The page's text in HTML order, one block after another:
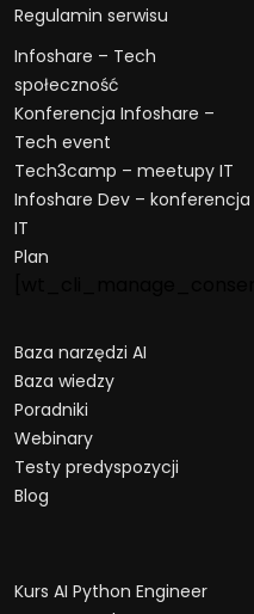
Regulamin serwisu
Infoshare – Tech
społeczność
Konferencja Infoshare –
Tech event
Tech3camp – meetupy IT
Infoshare Dev – konferencja
IT
Plan
Baza narzędzi AI
Baza wiedzy
Poradniki
Webinary
Testy predyspozycji
Blog
Kurs AI Python Engineer